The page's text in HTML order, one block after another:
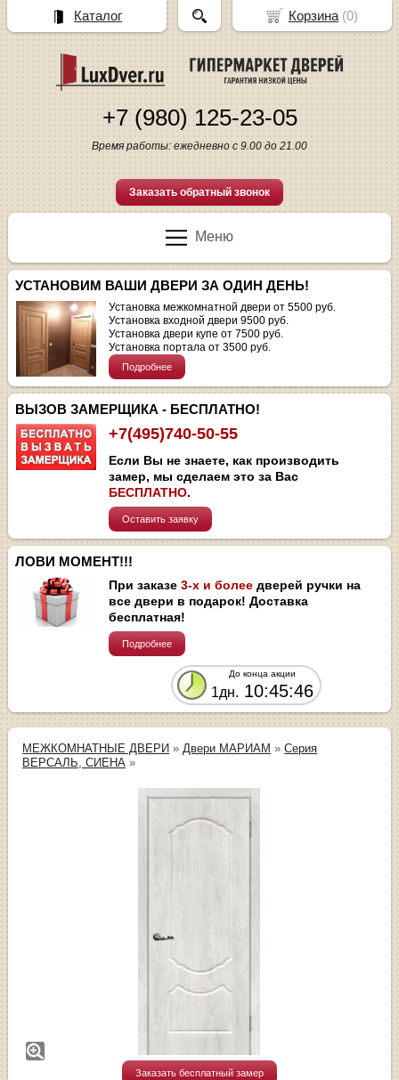
+7 (980) 125-23-05
Время работы: ежедневно с 9.00 до 21.00
Заказать обратный звонок
Меню
УСТАНОВИМ ВАШИ ДВЕРИ ЗА ОДИН ДЕНЬ!
Установка межкомнатной двери от 5500 руб.
Установка входной двери 9500 руб.
Установка двери купе от 7500 руб.
Установка портала от 3500 руб.
Подробнее
ВЫЗОВ ЗАМЕРЩИКА - БЕСПЛАТНО!
+7(495)740-50-55
Если Вы не знаете, как производить
замер, мы сделаем это за Вас
БЕСПЛАТНО.
Оставить заявку
ЛОВИ МОМЕНТ!!!
При заказе3-х и более дверей ручки на
все двери в подарок! Доставка
бесплатная!
Подробнее
До конца акции
1дн. 10:45:46
МЕЖКОМНАТНЫЕ ДВЕРИ » Двери МАРИАМ »Серия
ВЕРСАЛЬ, СИЕНА »
Заказать бесплатный замер
Корзина(0)
Каталог